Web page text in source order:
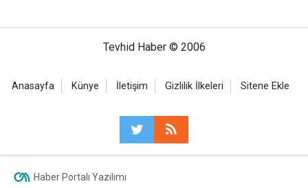
Tevhid Haber © 2006
Anasayfa Künye İletişim Gizlilik İlkeleri Sitene Ekle
Haber Portalı Yazılımı